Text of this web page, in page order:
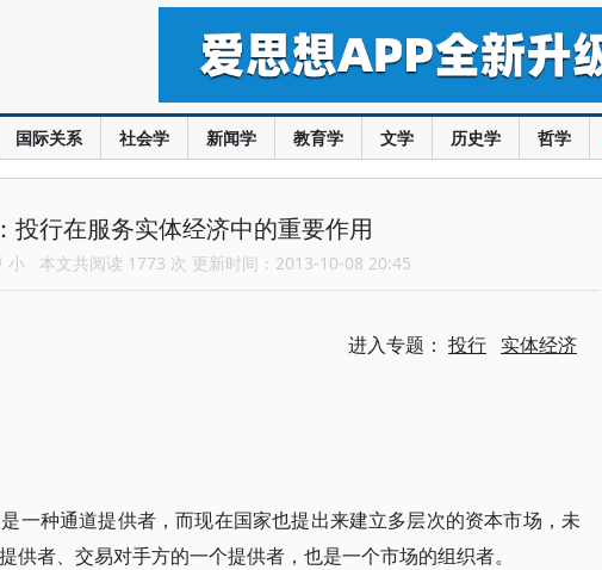
国际关系 社会学 新闻学 教育学 文学 历史学 哲学
投行在服务实体经济中的重要作用
小 本文共阅读 1773 次 更新时间：2013-10-08 20:45
进入专题： 投行 实体经济
一种通道提供者，而现在国家也提出来建立多层次的资本市场，未
供者、交易对手方的一个提供者，也是一个市场的组织者。